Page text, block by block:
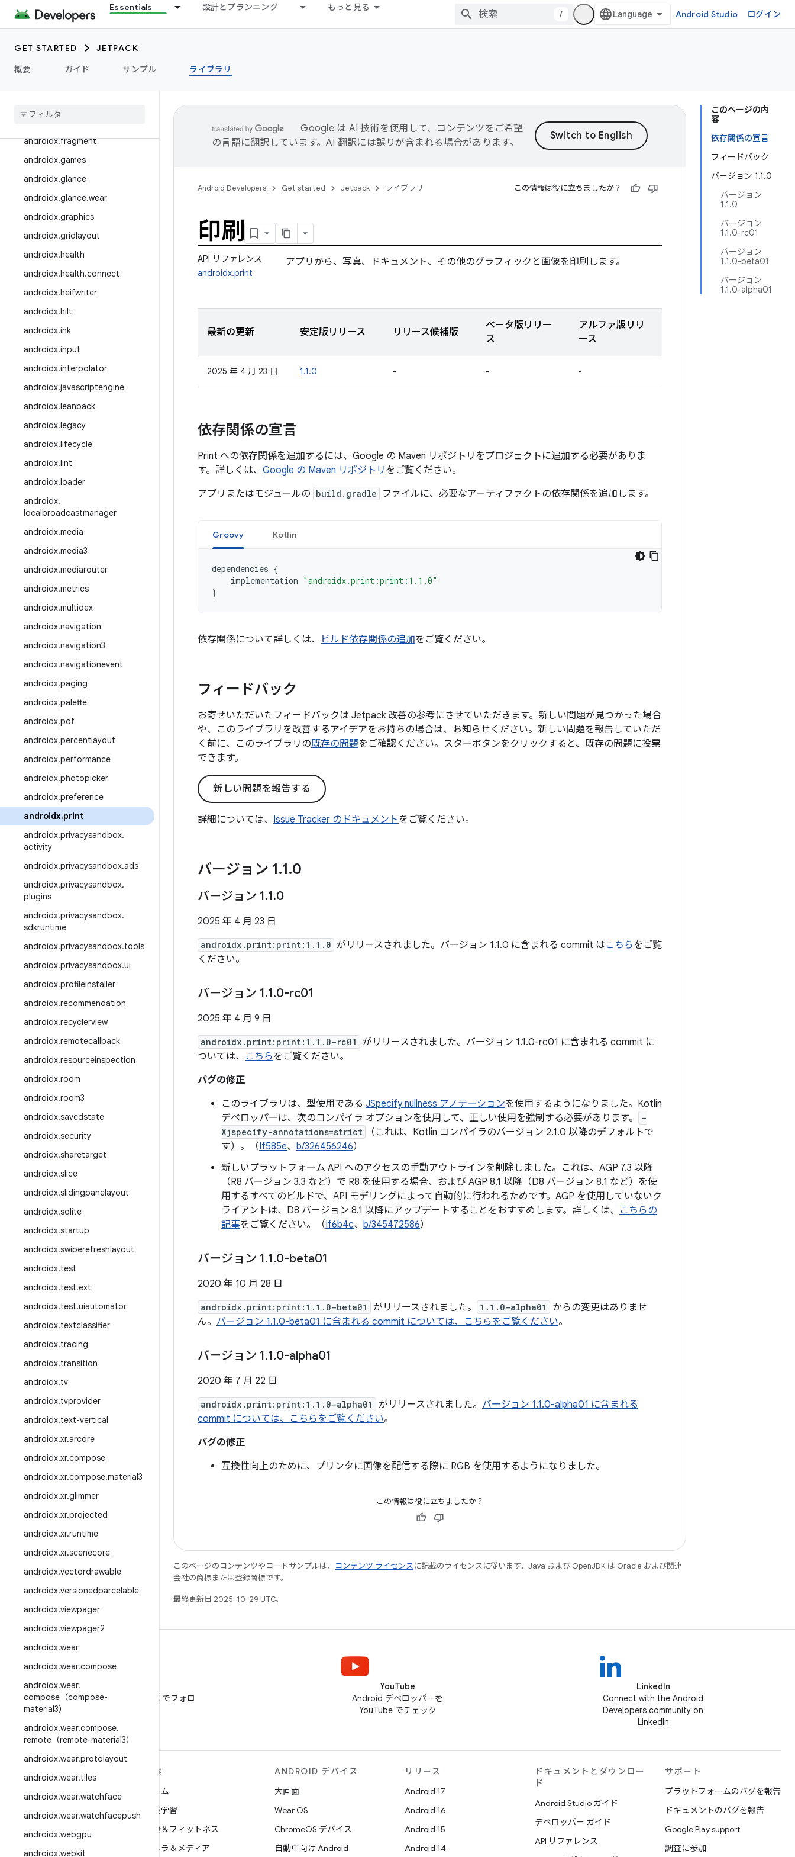
Essentials 設計とプランニング もっと見る
/ Android Studio ログイン
GET STARTED
JETPACK
概要
ガイド サンプル ライブラリ
androidx.draganddrop
androidx.drawerlayout
androidx.dynamicanimation
androidx.emoji
androidx
androidx.fragment
androidx.games
androidx.glance
androidx.glance.wear
androidx.graphics
androidx.gridlayout
androidx.health
androidx.health.connect
androidx.heifwriter
androidx.hilt
androidx.ink
androidx.input
androidx.interpolator
androidx.javascriptengine
androidx.leanback
androidx.legacy
androidx.lifecycle
androidx.lint
androidx.loader
androidx.
localbroadcastmanager
androidx.media
androidx.media3
androidx.mediarouter
androidx.metrics
androidx.multidex
androidx.navigation
androidx.navigation3
androidx.navigationevent
androidx.paging
androidx.palette
androidx.pdf
androidx.percentlayout
androidx.performance
androidx.photopicker
androidx.preference
androidx.print
androidx.privacysandbox.
activity
androidx.privacysandbox.ads
androidx.privacysandbox.
plugins
androidx.privacysandbox.
sdkruntime
androidx.privacysandbox.tools
androidx.privacysandbox.ui
androidx.profileinstaller
androidx.recommendation
androidx.recyclerview
androidx.remotecallback
androidx.resourceinspection
androidx.room
androidx.room3
androidx.savedstate
androidx.security
androidx.sharetarget
androidx.slice
androidx.slidingpanelayout
androidx.sqlite
androidx.startup
androidx.swiperefreshlayout
androidx.test
androidx.test.ext
androidx.test.uiautomator
androidx.textclassifier
androidx.tracing
androidx.transition
androidx.tv
androidx.tvprovider
androidx.text-vertical
androidx.xr.arcore
androidx.xr.compose
androidx.xr.compose.material3
androidx.xr.glimmer
androidx.xr.projected
androidx.xr.runtime
androidx.xr.scenecore
androidx.vectordrawable
androidx.versionedparcelable
androidx.viewpager
androidx.viewpager2
androidx.wear
androidx.wear.compose
androidx.wear.
compose（compose-
material3）
androidx.wear.compose.
remote（remote-material3）
androidx.wear.protolayout
androidx.wear.tiles
androidx.wear.watchface
androidx.wear.watchfacepush
androidx.webgpu
androidx.webkit
このページの内
容
依存関係の宣言
フィードバック
バージョン 1.1.0
バージョン
1.1.0
バージョン
1.1.0-rc01
バージョン
1.1.0-beta01
バージョン
1.1.0-alpha01
Google は AI 技術を使用して、コンテンツをご希望
の言語に翻訳しています。AI 翻訳には誤りが含まれる場合があります。
Android Developers Get started Jetpack ライブラリ この情報は役に立ちましたか？
印刷
API リファレンス
androidx.print
アプリから、写真、ドキュメント、その他のグラフィックと画像を印刷します。
最新の更新 安定版リリース リリース候補版
ベータ版リリー
ス
アルファ版リリ
ース
2025 年 4 月 23 日 1.1.0 - - -
依存関係の宣言
Print への依存関係を追加するには、Google の Maven リポジトリをプロジェクトに追加する必要がありま
す。詳しくは、 Google の Maven リポジトリ をご覧ください。
アプリまたはモジュールの build.gradle ファイルに、必要なアーティファクトの依存関係を追加します。
Groovy Kotlin
dependencies {
implementation "androidx.print:print:1.1.0"
}
依存関係について詳しくは、 ビルド依存関係の追加をご覧ください。
フィードバック
お寄せいただいたフィードバックは Jetpack 改善の参考にさせていただきます。新しい問題が見つかった場合
や、このライブラリを改善するアイデアをお持ちの場合は、お知らせください。新しい問題を報告していただ
く前に、このライブラリの既存の問題をご確認ください。スターボタンをクリックすると、既存の問題に投票
できます。
新しい問題を報告する
詳細については、 Issue Tracker のドキュメントをご覧ください。
バージョン 1.1.0
バージョン 1.1.0
2025 年 4 月 23 日
androidx.print:print:1.1.0 がリリースされました。バージョン 1.1.0 に含まれる commit はこちらをご覧
ください。
バージョン 1.1.0-rc01
2025 年 4 月 9 日
androidx.print:print:1.1.0-rc01
がリリースされました。バージョン 1.1.0-rc01 に含まれる commit に
ついては、 こちらをご覧ください。
バグの修正
このライブラリは、型使用である JSpecify nullness アノテーションを使用するようになりました。Kotlin
デベロッパーは、次のコンパイラ オプションを使用して、正しい使用を強制する必要があります。
-
Xjspecify-annotations=strict
（これは、Kotlin コンパイラのバージョン 2.1.0 以降のデフォルトで
す）。（If585e、 b/326456246）
新しいプラットフォーム API へのアクセスの手動アウトラインを削除しました。これは、AGP 7.3 以降
（R8 バージョン 3.3 など）で R8 を使用する場合、および AGP 8.1 以降（D8 バージョン 8.1 など）を使
用するすべてのビルドで、API モデリングによって自動的に行われるためです。AGP を使用していないク
ライアントは、D8 バージョン 8.1 以降にアップデートすることをおすすめします。詳しくは、 こちらの
記事をご覧ください。（If6b4c、 b/345472586）
バージョン 1.1.0-beta01
2020 年 10 月 28 日
androidx.print:print:1.1.0-beta01 がリリースされました。 1.1.0-alpha01
からの変更はありませ
ん。 バージョン 1.1.0-beta01 に含まれる commit については、こちらをご覧ください。
バージョン 1.1.0-alpha01
2020 年 7 月 22 日
androidx.print:print:1.1.0-alpha01 がリリースされました。 バージョン 1.1.0-alpha01 に含まれる
commit については、こちらをご覧ください。
バグの修正
互換性向上のために、プリンタに画像を配信する際に RGB を使用するようになりました。
この情報は役に立ちましたか？
このページのコンテンツやコードサンプルは、 コンテンツ ライセンスに記載のライセンスに従います。Java および OpenJDK は Oracle および関連
会社の商標または登録商標です。
最終更新日 2025-10-29 UTC。
@AndroidDev を X でフォロ
YouTube
Android デベロッパーを
YouTube でチェック
LinkedIn
Connect with the Android
Developers community on
LinkedIn
Android
エンタープライズ向け Android
セキュリティ
ソース
探索
ゲーム
機械学習
健康＆フィットネス
カメラ＆メディア
ANDROID デバイス
大画面
Wear OS
ChromeOS デバイス
自動車向け Android
リリース
Android 17
Android 16
Android 15
Android 14
ドキュメントとダウンロー
ド
Android Studio ガイド
デベロッパー ガイド
API リファレンス
サポート
プラットフォームのバグを報告
ドキュメントのバグを報告
Google Play support
調査に参加